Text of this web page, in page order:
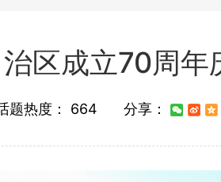
区成立70周年
题热度： 664 分享：